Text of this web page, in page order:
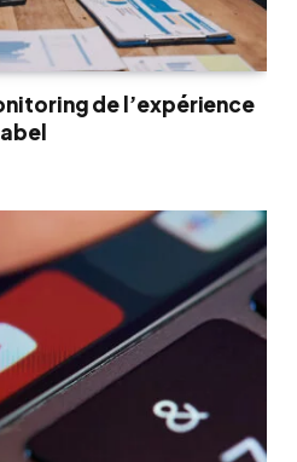
de l’expérience